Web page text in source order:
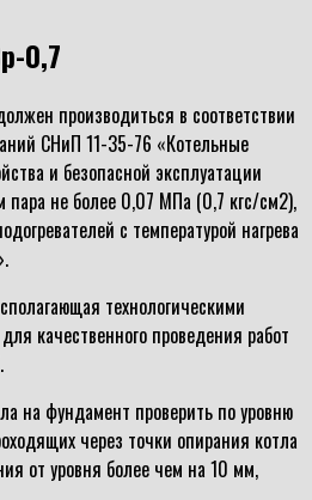
0,7
производиться в соответствии
СНиП 11-35-76 «Котельные
и безопасной эксплуатации
пара не более 0,07 МПа (0,7 кгс/см2),
с температурой нагрева
технологическими
качественного проведения работ
на фундамент проверить по уровню
через точки опирания котла
от уровня более чем на 10 мм,